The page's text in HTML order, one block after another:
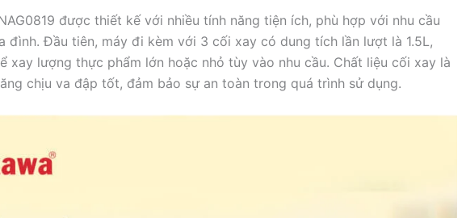
được thiết kế với nhiều tính năng tiện ích, phù hợp với nhu cầu
đình. Đầu tiên, máy đi kèm với 3 cối xay có dung tích lần lượt là 1.5L,
xay lượng thực phẩm lớn hoặc nhỏ tùy vào nhu cầu. Chất liệu cối xay là
chịu va đập tốt, đảm bảo sự an toàn trong quá trình sử dụng.